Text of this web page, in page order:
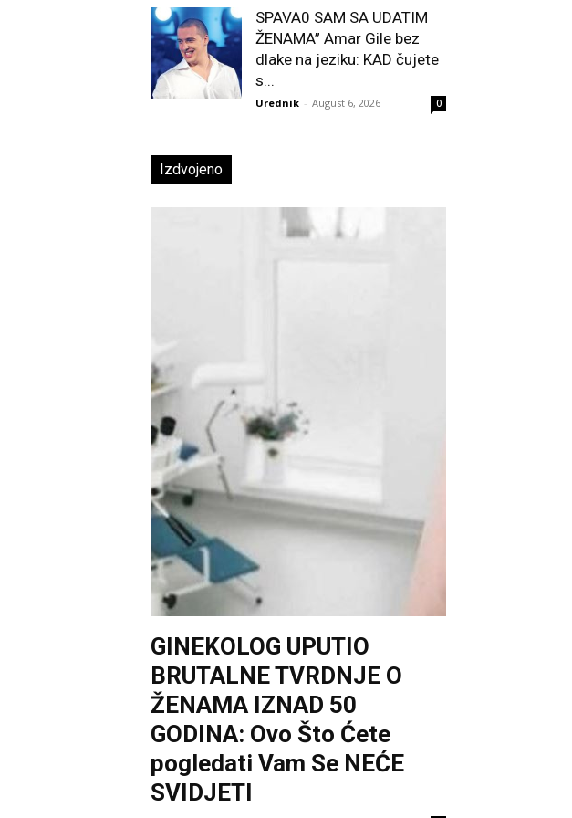
SPAVA0 SAM SA UDATIM
ŽENAMA” Amar Gile bez
dlake na jeziku: KAD čujete
s...
Urednik - August 6, 2026 0
Izdvojeno
GINEKOLOG UPUTIO
BRUTALNE TVRDNJE O
ŽENAMA IZNAD 50
GODINA: Ovo Što Ćete
pogledati Vam Se NEĆE
SVIDJETI